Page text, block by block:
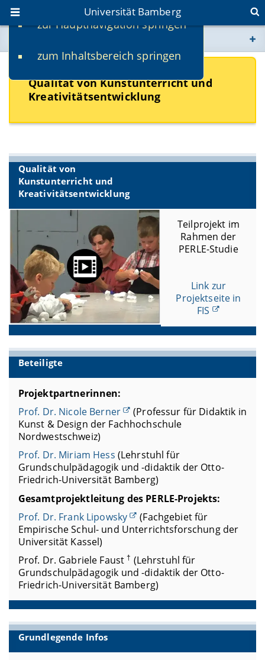
zur Hauptnavigation springen
zum Inhaltsbereich springen
Universität Bamberg
www.uni-bamberg.de
univis.uni-bamberg.de
fis.uni-bamberg.de
Qualität von Kunstunterricht und
Kreativitätsentwicklung
Qualität von
Kunstunterricht und
Kreativitätsentwicklung
Teilprojekt im
Rahmen der
PERLE-Studie
Link zur
Projektseite in
FIS
Beteiligte
Projektpartnerinnen:
Prof. Dr. Nicole Berner
(Professur für Didaktik in
Kunst & Design der Fachhochschule
Nordwestschweiz)
Prof. Dr. Miriam Hess (Lehrstuhl für
Grundschulpädagogik und -didaktik der Otto-
Friedrich-Universität Bamberg)
Gesamtprojektleitung des PERLE-Projekts:
Prof. Dr. Frank Lipowsky
(Fachgebiet für
Empirische Schul- und Unterrichtsforschung der
Universität Kassel)
Prof. Dr. Gabriele Faust† (Lehrstuhl für
Grundschulpädagogik und -didaktik der Otto-
Friedrich-Universität Bamberg)
Grundlegende Infos